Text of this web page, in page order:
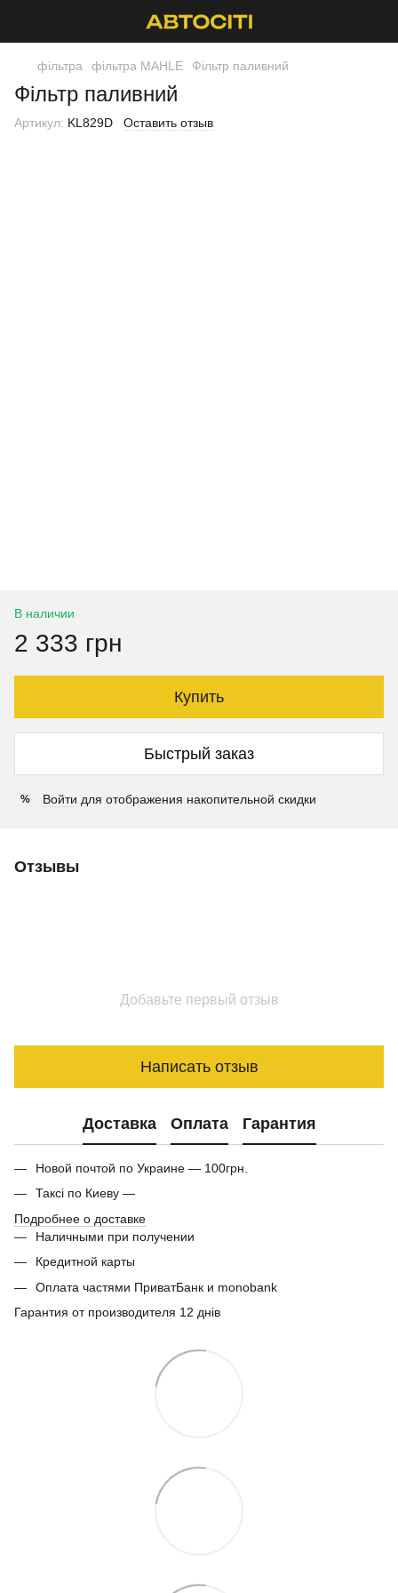
фільтра фільтра MAHLE Фільтр паливний
Фільтр паливний
Артикул: KL829D Оставить отзыв
В наличии
2 333 грн
Купить
Быстрый заказ
% Войти для отображения накопительной скидки
Отзывы
Добавьте первый отзыв
Написать отзыв
Доставка Оплата Гарантия
Новой почтой по Украине — 100грн.
Таксі по Киеву —
Подробнее о доставке
Наличными при получении
Кредитной карты
Оплата частями ПриватБанк и monobank
Гарантия от производителя 12 днів